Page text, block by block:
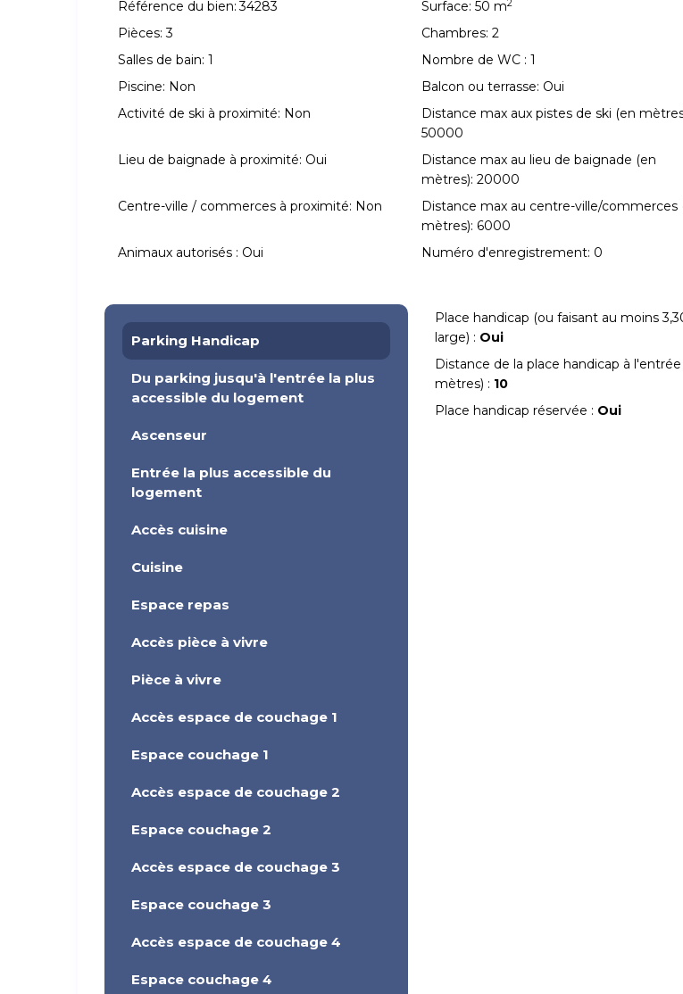
Référence du bien: 34283 Surface: 50 m2
Pièces: 3 Chambres: 2
Salles de bain: 1 Nombre de WC : 1
Piscine: Non Balcon ou terrasse: Oui
Activité de ski à proximité: Non
Distance max aux pistes de ski (en
50000
Lieu de baignade à proximité: Oui
Distance max au lieu de baignade (en
mètres): 20000
Centre-ville / commerces à proximité: Non
Distance max au centre-ville/commerces
mètres): 6000
Animaux autorisés : Oui Numéro d'enregistrement: 0
Parking Handicap
Du parking jusqu'à l'entrée la plus
accessible du logement
Ascenseur
Entrée la plus accessible du
logement
Accès cuisine
Cuisine
Espace repas
Accès pièce à vivre
Pièce à vivre
Accès espace de couchage 1
Espace couchage 1
Accès espace de couchage 2
Espace couchage 2
Accès espace de couchage 3
Espace couchage 3
Accès espace de couchage 4
Espace couchage 4
Place handicap (ou faisant au moins
large) : Oui
Distance de la place handicap à
mètres) : 10
Place handicap réservée : Oui